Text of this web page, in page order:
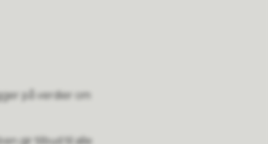
på verdier om
gir tilbud til alle